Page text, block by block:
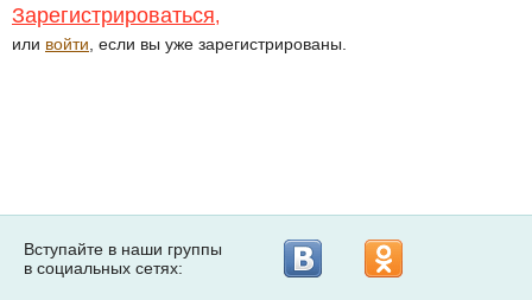
Зарегистрироваться,
или войти, если вы уже зарегистрированы.
Вступайте в наши группы
в социальных сетях: